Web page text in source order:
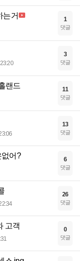
는거 1
댓글
23:20
3
댓글
랜드 11
댓글
13
댓글
어? 6
댓글
26
댓글
고객 0
댓글